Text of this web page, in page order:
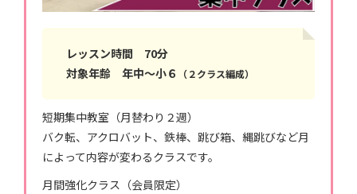
レッスン時間 70分
対象年齢 年中〜小６
（２クラス編成）
短期集中教室（月替わり２週）
バク転、アクロバット、鉄棒、跳び箱、縄跳びなど月
によって内容が変わるクラスです。
月間強化クラス（会員限定）